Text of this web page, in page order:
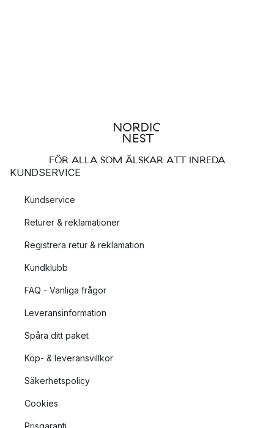
FÖR ALLA SOM ÄLSKAR ATT INREDA
KUNDSERVICE
Kundservice
Returer & reklamationer
Registrera retur & reklamation
Kundklubb
FAQ - Vanliga frågor
Leveransinformation
Spåra ditt paket
Köp- & leveransvillkor
Säkerhetspolicy
Cookies
Prisgaranti